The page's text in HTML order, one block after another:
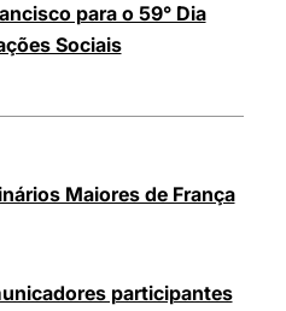
para o 59° Dia
Sociais
Maiores de França
participantes